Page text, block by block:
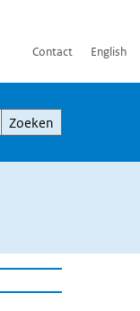
Contact English
Zoeken